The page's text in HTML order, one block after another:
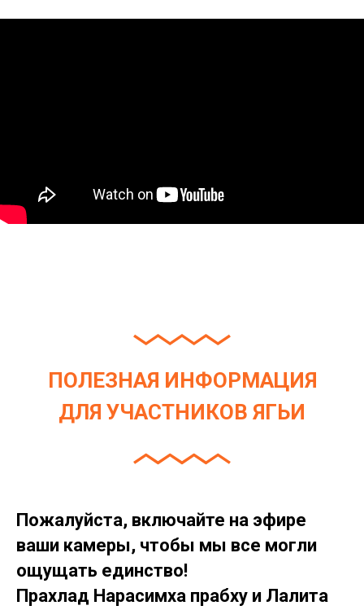
ПОЛЕЗНАЯ ИНФОРМАЦИЯ
ДЛЯ УЧАСТНИКОВ ЯГЬИ
Пожалуйста, включайте на эфире
ваши камеры, чтобы мы все могли
ощущать единство!
Прахлад Нарасимха прабху и Лалита